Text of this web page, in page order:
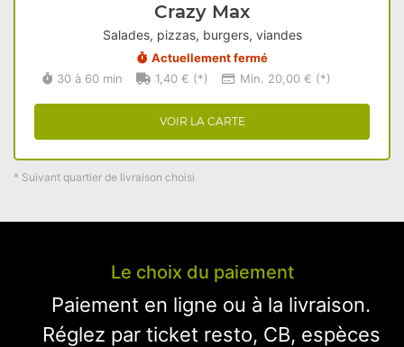
Crazy Max
Salades, pizzas, burgers, viandes
Actuellement fermé
30 à 60 min
1,40 € (*) Min. 20,00 € (*)
VOIR LA CARTE
* Suivant quartier de livraison choisi
Le choix du paiement
Paiement en ligne ou à la livraison.
Réglez par ticket resto, CB, espèces